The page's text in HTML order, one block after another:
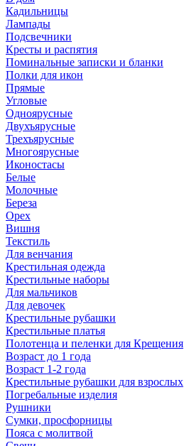
Кадильницы
Лампады
Подсвечники
Кресты и распятия
Поминальные записки и бланки
Полки для икон
Прямые
Угловые
Одноярусные
Двухъярусные
Трехъярусные
Многоярусные
Иконостасы
Белые
Молочные
Береза
Орех
Вишня
Текстиль
Для венчания
Крестильная одежда
Крестильные наборы
Для мальчиков
Для девочек
Крестильные рубашки
Крестильные платья
Полотенца и пеленки для Крещения
Возраст до 1 года
Возраст 1-2 года
Крестильные рубашки для взрослых
Погребальные изделия
Рушники
Сумки, просфорницы
Пояса с молитвой